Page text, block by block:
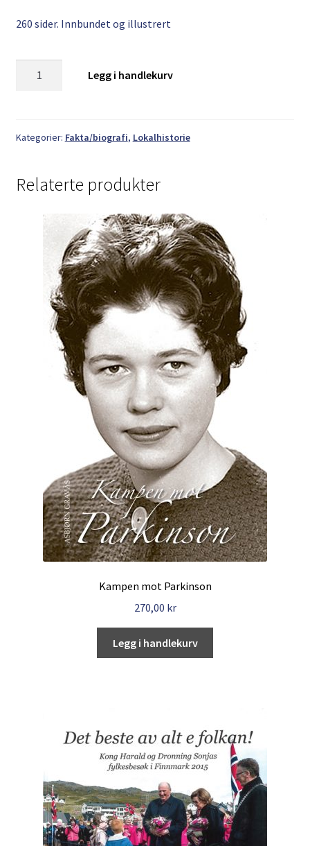
260 sider. Innbundet og illustrert
personlighet
Legg i handlekurv
Kategorier: Fakta/biografi, Lokalhistorie
Relaterte produkter
Kampen mot Parkinson
270,00 kr
Legg i handlekurv